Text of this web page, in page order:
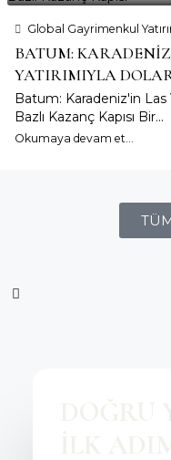
Global Gayrimenkul
BATUM:
YATIRIMIYLA
Batum: Karadeniz'in Las
Bazlı Kazanç Kapısı Bir...
Okumaya devam et...